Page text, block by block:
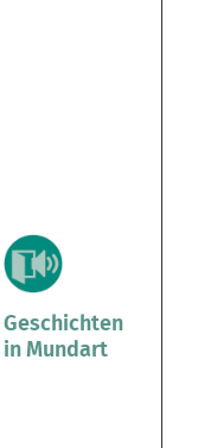
Geschichten
in Mundart